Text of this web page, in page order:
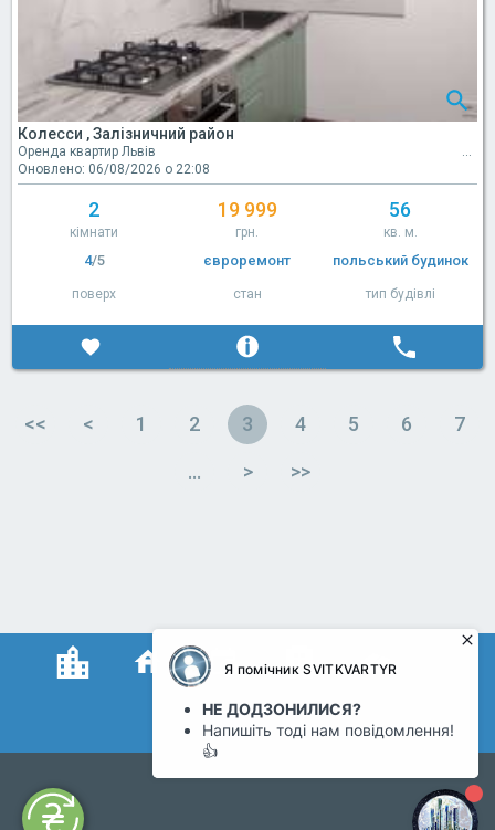
Колесси , Залізничний район
Оренда квартир Львів
Оновлено: 06/08/2026 о 22:08
2
кімнати
19 999
грн.
56
кв. м.
4/5
поверх
євроремонт
стан
польський будинок
тип будівлі
<< < 1 2 3 4 5 6 7
… > >>